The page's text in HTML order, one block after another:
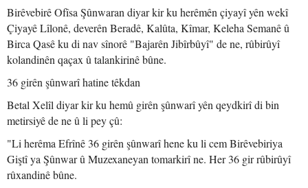
Birêvebirê Ofîsa Şûnwaran diyar kir ku herêmên çiyayî yên wekî
Çiyayê Lîlonê, deverên Beradê, Kalûta, Kîmar, Keleha Semanê û
Birca Qasê ku di nav sînorê "Bajarên Jibîrbûyî" de ne, rûbirûyî
kolandinên qaçax û talankirinê bûne.
36 girên şûnwarî hatine têkdan
Betal Xelîl diyar kir ku hemû girên şûnwarî yên qeydkirî di bin
metirsiyê de ne û li pey çû:
"Li herêma Efrînê 36 girên şûnwarî hene ku li cem Birêvebiriya
Giştî ya Şûnwar û Muzexaneyan tomarkirî ne. Her 36 gir rûbirûyî
rûxandinê bûne.